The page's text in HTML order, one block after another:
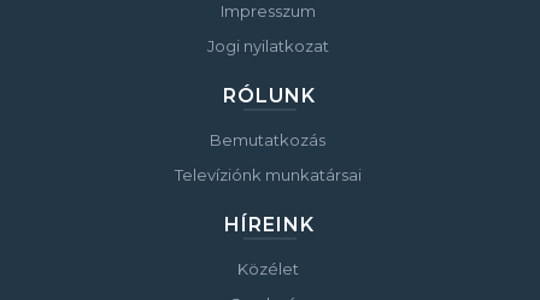
Impresszum
Jogi nyilatkozat
RÓLUNK
Bemutatkozás
Televíziónk munkatársai
HÍREINK
Közélet